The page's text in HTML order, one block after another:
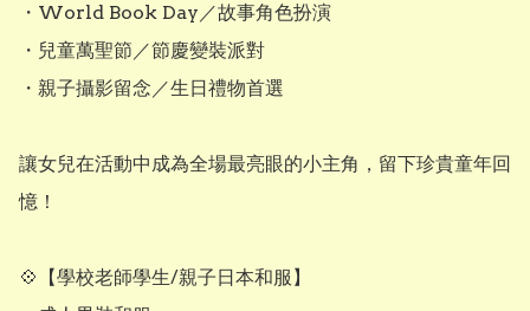
・World Book Day／故事角色扮演
・兒童萬聖節／節慶變裝派對
・親子攝影留念／生日禮物首選
讓女兒在活動中成為全場最亮眼的小主角，留下珍貴童年回
憶！
💠【學校老師學生/親子日本和服】